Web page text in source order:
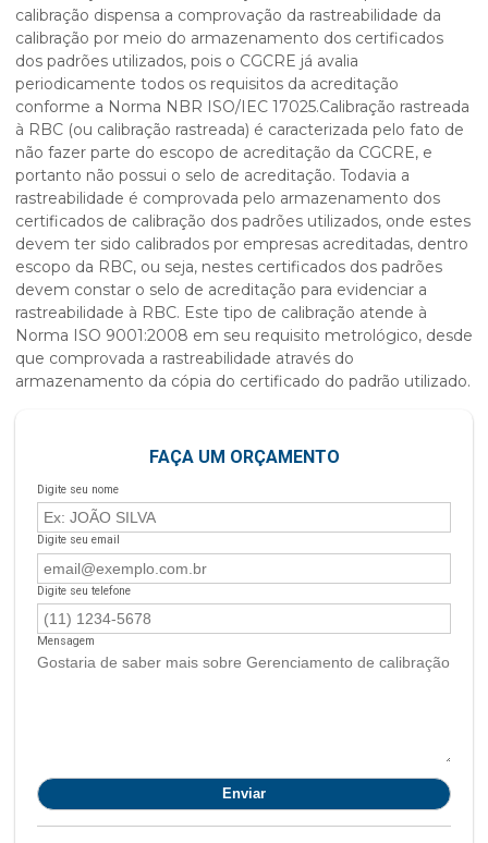
calibração dispensa a comprovação da rastreabilidade da
calibração por meio do armazenamento dos certificados
dos padrões utilizados, pois o CGCRE já avalia
periodicamente todos os requisitos da acreditação
conforme a Norma NBR ISO/IEC 17025.Calibração rastreada
à RBC (ou calibração rastreada) é caracterizada pelo fato de
não fazer parte do escopo de acreditação da CGCRE, e
portanto não possui o selo de acreditação. Todavia a
rastreabilidade é comprovada pelo armazenamento dos
certificados de calibração dos padrões utilizados, onde estes
devem ter sido calibrados por empresas acreditadas, dentro
escopo da RBC, ou seja, nestes certificados dos padrões
devem constar o selo de acreditação para evidenciar a
rastreabilidade à RBC. Este tipo de calibração atende à
Norma ISO 9001:2008 em seu requisito metrológico, desde
que comprovada a rastreabilidade através do
armazenamento da cópia do certificado do padrão utilizado.
FAÇA UM ORÇAMENTO
Digite seu nome
Digite seu email
Digite seu telefone
Mensagem